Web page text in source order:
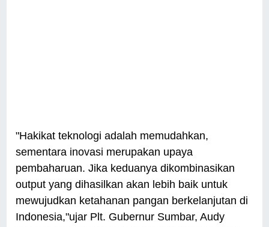
"Hakikat teknologi adalah memudahkan,
sementara inovasi merupakan upaya
pembaharuan. Jika keduanya dikombinasikan
output yang dihasilkan akan lebih baik untuk
mewujudkan ketahanan pangan berkelanjutan di
Indonesia,"ujar Plt. Gubernur Sumbar, Audy